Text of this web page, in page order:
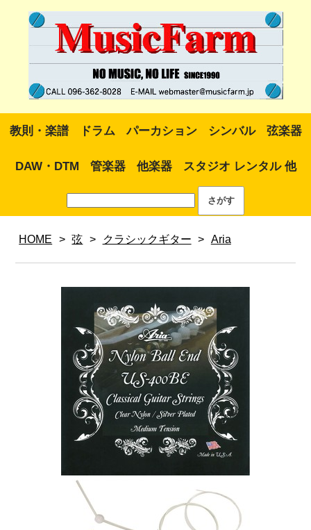
教則・楽譜 ドラム パーカション シンバル 弦楽器
DAW・DTM 管楽器 他楽器 スタジオ レンタル 他
HOME > 弦 > クラシックギター > Aria